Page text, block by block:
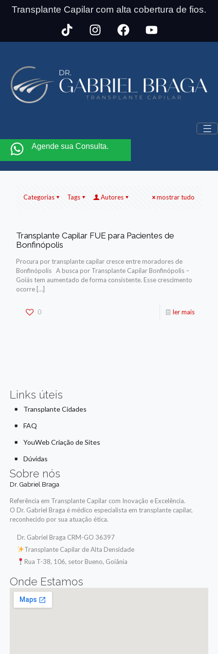
Transplante Capilar com alta cobertura de fios.
Agende sua Consulta.
Categorias Tags Autores mostrar tudo
Transplante Capilar FUE para Pacientes de
Bonfinópolis
Procura por transplante capilar cresce entre moradores de
Bonfinópolis A busca por Transplante Capilar Bonfinópolis –
Goiás tem aumentado de forma consistente. Esse crescimento
ocorre […]
0 ler mais
Links úteis
Transplante Cidades
FAQ
YouWeb Criação de Sites
Dúvidas
Sobre nós
Dr. Gabriel Braga
Referência em Transplante Capilar com Inovação e Excelência.
O Dr. Gabriel Braga é médico especialista em transplante capilar,
reconhecido por sua atuação ética.
Dr. Gabriel Braga CRM-GO 36397
Transplante Capilar de Alta Densidade
Rua T-38, 106, setor Bueno, Goiânia
Onde Estamos